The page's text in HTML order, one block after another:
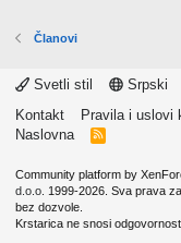
Članovi
Svetli stil
Srpski
Kontakt
Pravila i uslovi
Naslovna
R
Community platform by
d.o.o. 1999-2026. Sva prava
bez dozvole.
Krstarica ne snosi